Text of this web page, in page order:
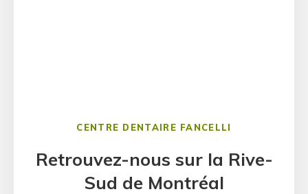
CENTRE DENTAIRE FANCELLI
Retrouvez-nous sur la Rive-
Sud de Montréal